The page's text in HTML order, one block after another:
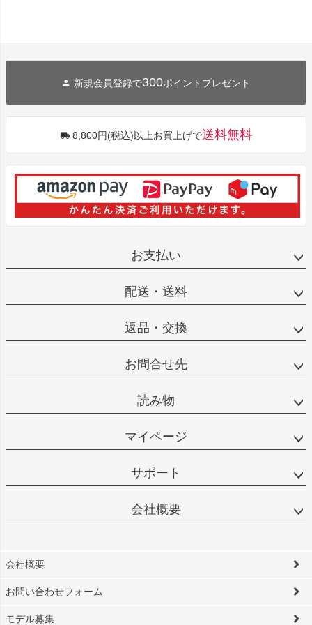
新規会員登録で300ポイントプレゼント
8,800円(税込)以上お買上げで送料無料
お支払い
配送・送料
返品・交換
お問合せ先
読み物
マイページ
サポート
会社概要
会社概要
お問い合わせフォーム
モデル募集